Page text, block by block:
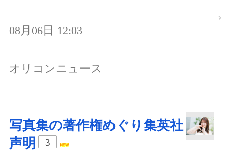
08月06日 12:03
オリコンニュース
写真集の著作権めぐり集英社
声明
3